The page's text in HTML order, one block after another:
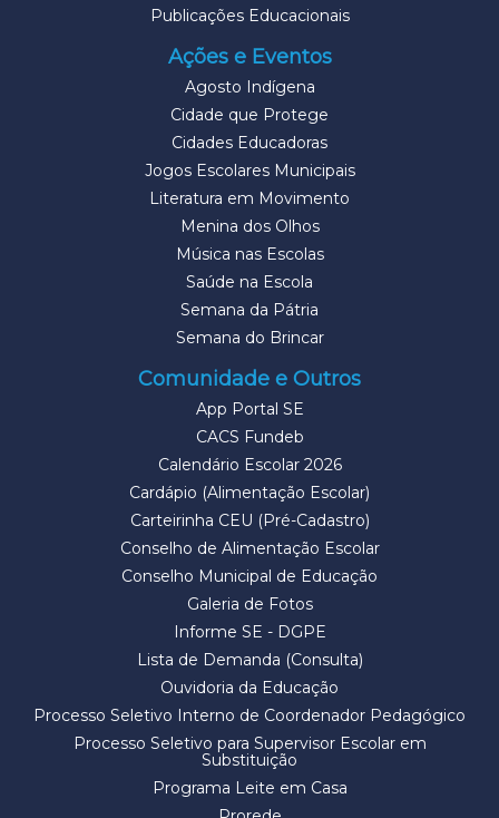
Publicações Educacionais
Ações e Eventos
Agosto Indígena
Cidade que Protege
Cidades Educadoras
Jogos Escolares Municipais
Literatura em Movimento
Menina dos Olhos
Música nas Escolas
Saúde na Escola
Semana da Pátria
Semana do Brincar
Comunidade e Outros
App Portal SE
CACS Fundeb
Calendário Escolar 2026
Cardápio (Alimentação Escolar)
Carteirinha CEU (Pré-Cadastro)
Conselho de Alimentação Escolar
Conselho Municipal de Educação
Galeria de Fotos
Informe SE - DGPE
Lista de Demanda (Consulta)
Ouvidoria da Educação
Processo Seletivo Interno de Coordenador Pedagógico
Processo Seletivo para Supervisor Escolar em
Substituição
Programa Leite em Casa